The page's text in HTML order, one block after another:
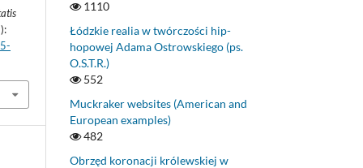
1110
Łódzkie realia w twórczości hip-
hopowej Adama Ostrowskiego (ps.
O.S.T.R.)
552
Muckraker websites (American and
European examples)
482
Obrzęd koronacji królewskiej w